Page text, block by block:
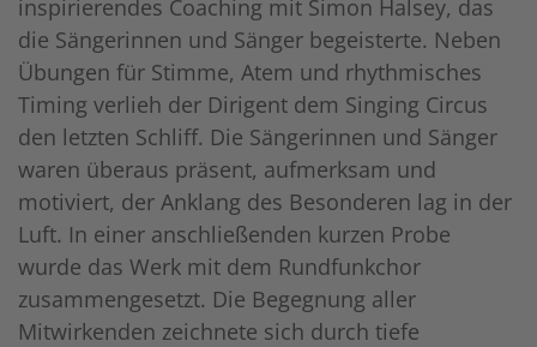
inspirierendes Coaching mit Simon Halsey, das
die Sängerinnen und Sänger begeisterte. Neben
Übungen für Stimme, Atem und rhythmisches
Timing verlieh der Dirigent dem Singing Circus
den letzten Schliff. Die Sängerinnen und Sänger
waren überaus präsent, aufmerksam und
motiviert, der Anklang des Besonderen lag in der
Luft. In einer anschließenden kurzen Probe
wurde das Werk mit dem Rundfunkchor
zusammengesetzt. Die Begegnung aller
Mitwirkenden zeichnete sich durch tiefe